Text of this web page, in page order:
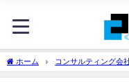
ホーム コンサルティング会